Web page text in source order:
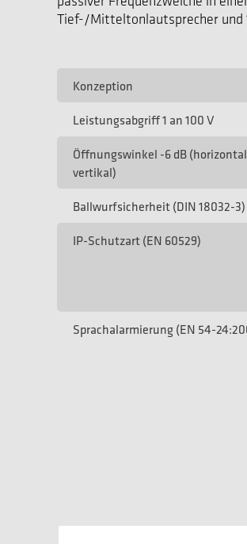
Tief-/Mitteltonlautsprecher und
Konzeption
Leistungsabgriff 1 an 100 V
Öffnungswinkel -6 dB
vertikal)
Ballwurfsicherheit (DIN 18032-3)
IP-Schutzart (EN 60529)
Sprachalarmierung (EN 54-